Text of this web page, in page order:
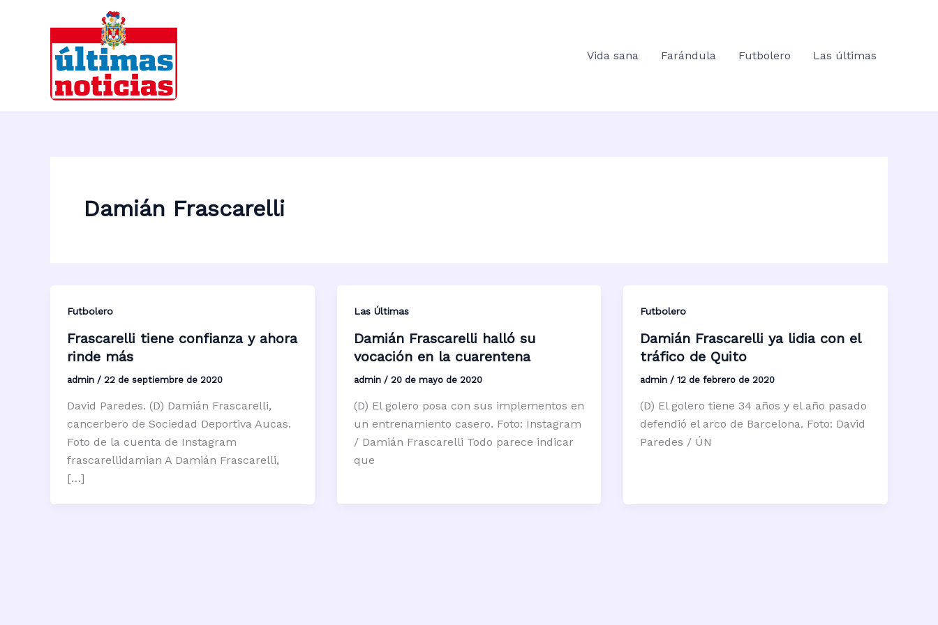
contenido
Vida sana
Farándula Futbolero Las últimas
Damián Frascarelli
Futbolero
Frascarelli tiene confianza y ahora
rinde más
admin / 22 de septiembre de 2020
David Paredes. (D) Damián Frascarelli,
cancerbero de Sociedad Deportiva Aucas.
Foto de la cuenta de Instagram
frascarellidamian A Damián Frascarelli,
[…]
Las Últimas
Damián Frascarelli halló su
vocación en la cuarentena
admin / 20 de mayo de 2020
(D) El golero posa con sus implementos en
un entrenamiento casero. Foto: Instagram
/ Damián Frascarelli Todo parece indicar
que
Futbolero
Damián Frascarelli ya lidia con el
tráfico de Quito
admin /12 de febrero de 2020
(D) El golero tiene 34 años y el año pasado
defendió el arco de Barcelona. Foto: David
Paredes / ÚN